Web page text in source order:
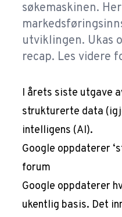
søkemaskinen.
utviklingen. Ukas
recap. Les videre
I årets siste utgave
strukturerte data
intelligens (AI).
Google oppdaterer
forum
Google oppdaterer
ukentlig basis. Det